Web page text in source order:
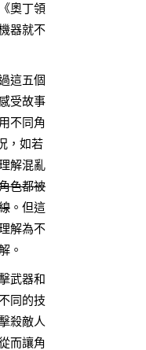
奧丁領
器就不
這五個
受故事
不同角
，如若
解混亂
色都被
。但這
解為不
。
武器和
同的技
殺敵人
而讓角